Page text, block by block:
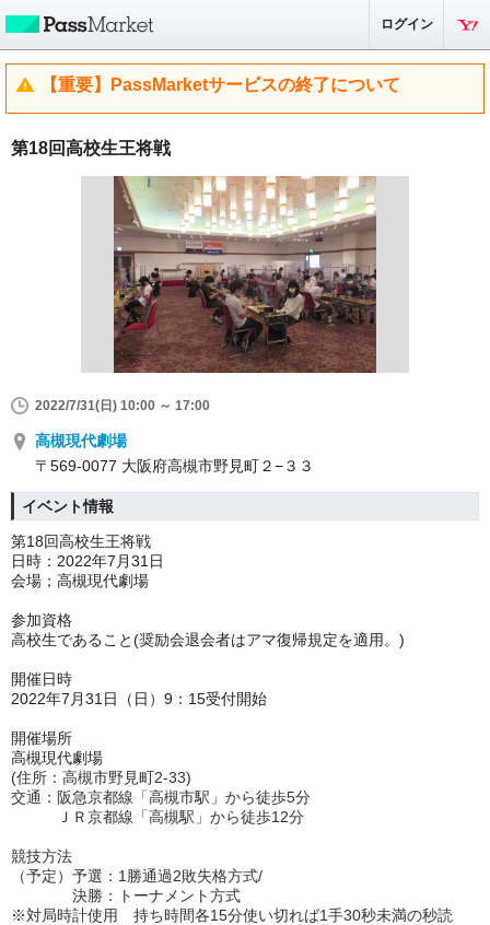
ログイン
【重要】PassMarketサービスの終了について
第18回高校生王将戦
2022/7/31(日) 10:00 ～ 17:00
高槻現代劇場
〒569-0077 大阪府高槻市野見町２−３３
イベント情報
第18回高校生王将戦
日時：2022年7月31日
会場；高槻現代劇場
参加資格
高校生であること(奨励会退会者はアマ復帰規定を適用。)
開催日時
2022年7月31日（日）9：15受付開始
開催場所
高槻現代劇場
(住所：高槻市野見町2-33)
交通：阪急京都線「高槻市駅」から徒歩5分
ＪＲ京都線「高槻駅」から徒歩12分
競技方法
（予定）予選：1勝通過2敗失格方式/
決勝：トーナメント方式
※対局時計使用 持ち時間各15分使い切れば1手30秒未満の秒読